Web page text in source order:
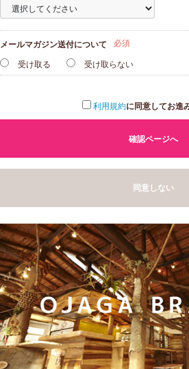
メールマガジン送付について 必須
受け取る 受け取らない
利用規約に同意してお進
確認ページへ
同意しない